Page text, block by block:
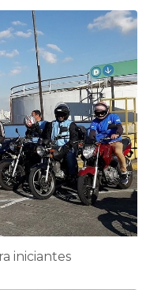
iniciantes